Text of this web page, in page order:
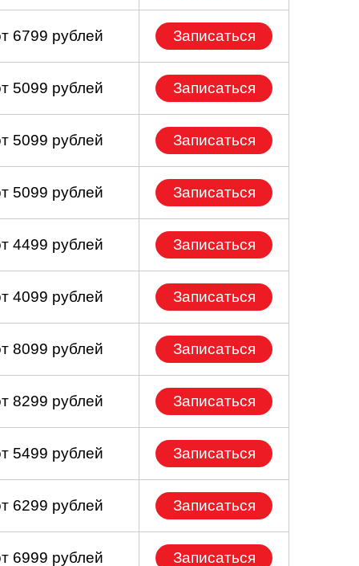
6799 рублей Записаться
5099 рублей Записаться
5099 рублей Записаться
5099 рублей Записаться
4499 рублей Записаться
4099 рублей Записаться
8099 рублей Записаться
8299 рублей Записаться
5499 рублей Записаться
6299 рублей Записаться
6999 рублей Записаться